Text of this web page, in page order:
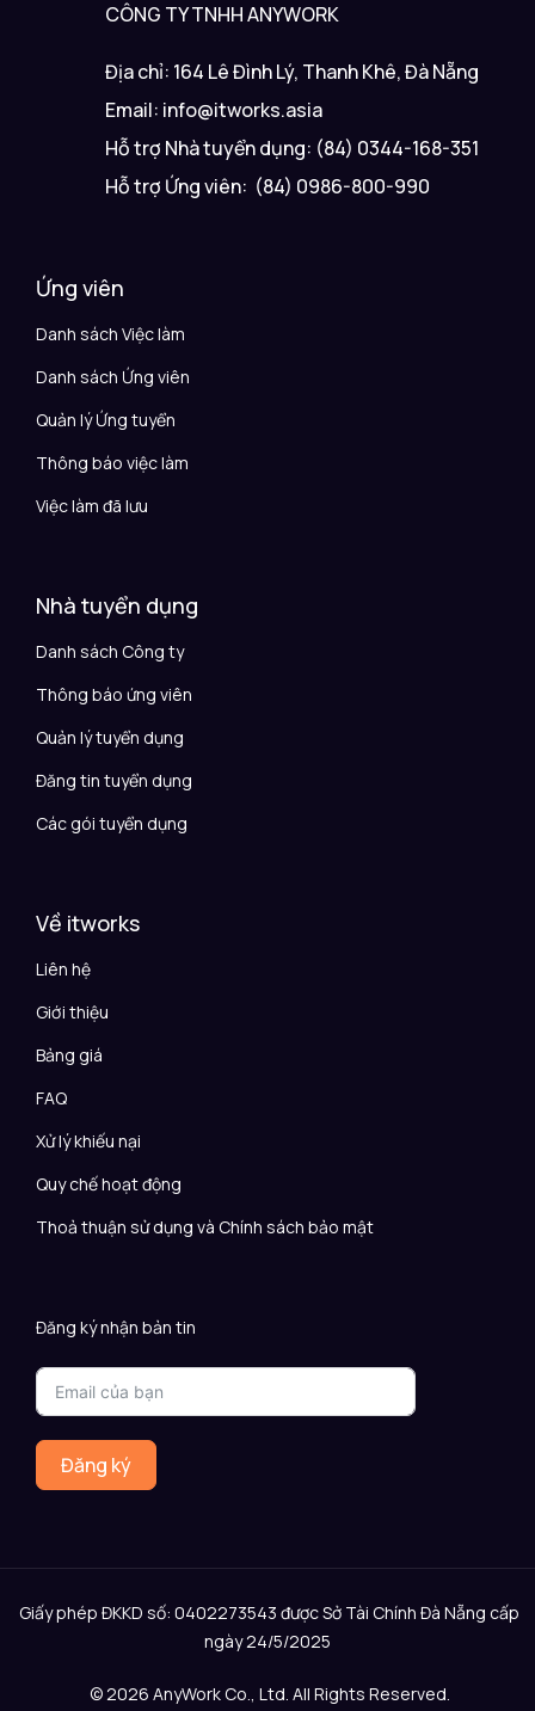
CÔNG TY TNHH ANYWORK
Địa chỉ: 164 Lê Đình Lý, Thanh Khê, Đà Nẵng
Email: info@itworks.asia
Hỗ trợ Nhà tuyển dụng: (84) 0344-168-351
Hỗ trợ Ứng viên: (84) 0986-800-990
Ứng viên
Danh sách Việc làm
Danh sách Ứng viên
Quản lý Ứng tuyển
Thông báo việc làm
Việc làm đã lưu
Nhà tuyển dụng
Danh sách Công ty
Thông báo ứng viên
Quản lý tuyển dụng
Đăng tin tuyển dụng
Các gói tuyển dụng
Về itworks
Liên hệ
Giới thiệu
Bảng giá
FAQ
Xử lý khiếu nại
Quy chế hoạt động
Thoả thuận sử dụng và Chính sách bảo mật
Đăng ký nhận bản tin
Đăng ký
Giấy phép ĐKKD số: 0402273543 được Sở Tài Chính Đà Nẵng cấp
ngày 24/5/2025
© 2026 AnyWork Co., Ltd. All Rights Reserved.